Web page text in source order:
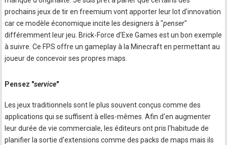
prochains jeux de tir en freemium vont apporter leur lot d'innovation
car ce modèle économique incite les designers à "penser"
différemment leur jeu. Brick-Force d'Exe Games est un bon exemple
à suivre. Ce FPS offre un gameplay à la Minecraft en permettant au
joueur de concevoir ses propres maps.
Pensez "service"
Les jeux traditionnels sont le plus souvent conçus comme des
applications qui se suffisent à elles-mêmes. Afin d'en augmenter
leur durée de vie commerciale, les éditeurs ont pris l'habitude de
planifier la sortie d'extensions comme des packs de maps mais ils